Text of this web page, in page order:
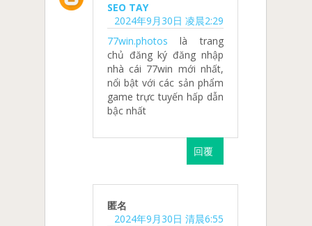
SEO TAY
2024年9月30日 凌晨2:29
77win.photos là trang
chủ đăng ký đăng nhập
nhà cái 77win mới nhất,
nổi bật với các sản phẩm
game trực tuyến hấp dẫn
bậc nhất
回覆
匿名
2024年9月30日 清晨6:55